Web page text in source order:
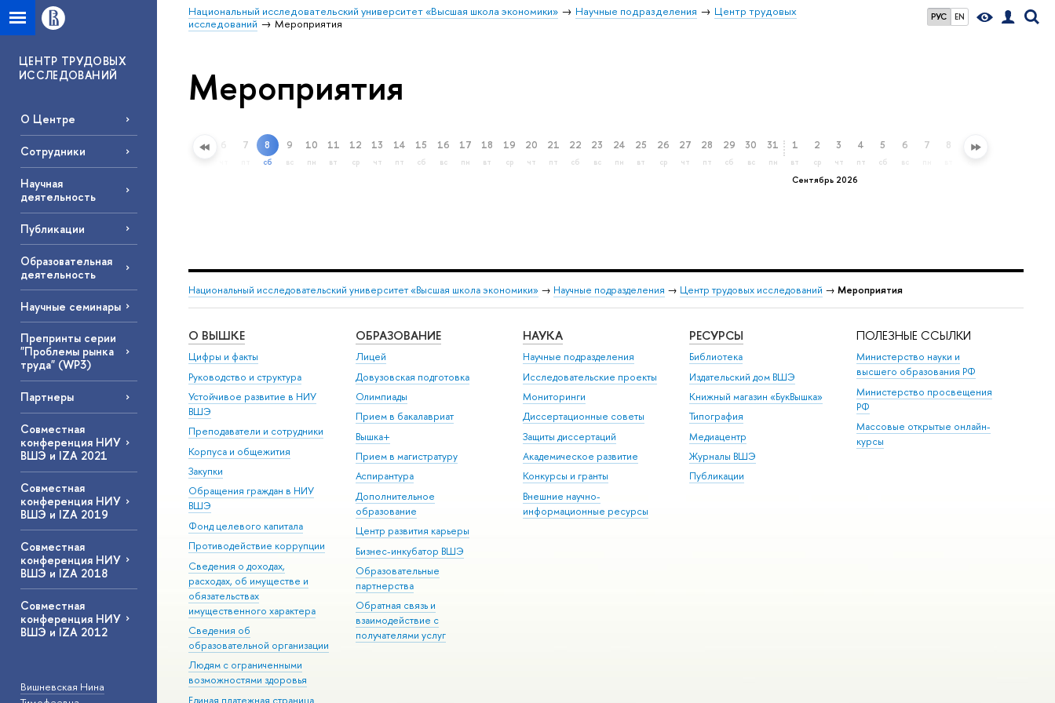
РУС EN
Национальный исследовательский университет «Высшая школа экономики» Научные подразделения
Центр трудовых
исследований
Мероприятия
ЦЕНТР ТРУДОВЫХ
ИССЛЕДОВАНИЙ
О Центре
Сотрудники
Научная
деятельность
Публикации
Образовательная
деятельность
Научные семинары
Препринты серии
"Проблемы рынка
труда" (WP3)
Партнеры
Совместная
конференция НИУ
ВШЭ и IZA 2021
Совместная
конференция НИУ
ВШЭ и IZA 2019
Совместная
конференция НИУ
ВШЭ и IZA 2018
Совместная
конференция НИУ
ВШЭ и IZA 2012
Вишневская Нина
Мероприятия
Расширенный поиск 6 7 8
сб
9
вс
10
пн
11
вт
12
ср
13
чт
14
пт
15
сб
16
вс
17
пн
18
вт
19
ср
20
чт
21
пт
22
сб
23
вс
24
пн
25
вт
26
ср
27
чт
28
пт
29
сб
30
вс
31
пн
Сентябрь 2026
1
вт
2
ср
3
чт
4
пт
5
сб
6
вс
7 8 9
Национальный исследовательский университет «Высшая школа экономики» → Научные подразделения → Центр трудовых исследований → Мероприятия
О ВЫШКЕ
Цифры и факты
Руководство и структура
Устойчивое развитие в НИУ
ВШЭ
Преподаватели и сотрудники
Корпуса и общежития
Закупки
Обращения граждан в НИУ
ВШЭ
Фонд целевого капитала
Противодействие коррупции
Сведения о доходах,
расходах, об имуществе и
обязательствах
имущественного характера
Сведения об
образовательной организации
Людям с ограниченными
возможностями здоровья
Единая платежная страница
ОБРАЗОВАНИЕ
Лицей
Довузовская подготовка
Олимпиады
Прием в бакалавриат
Вышка+
Прием в магистратуру
Аспирантура
Дополнительное
образование
Центр развития карьеры
Бизнес-инкубатор ВШЭ
Образовательные
партнерства
Обратная связь и
взаимодействие с
получателями услуг
НАУКА
Научные подразделения
Исследовательские проекты
Мониторинги
Диссертационные советы
Защиты диссертаций
Академическое развитие
Конкурсы и гранты
Внешние научно-
информационные ресурсы
РЕСУРСЫ
Библиотека
Издательский дом ВШЭ
Книжный магазин «БукВышка»
Типография
Медиацентр
Журналы ВШЭ
Публикации
ПОЛЕЗНЫЕ ССЫЛКИ
Министерство науки и
высшего образования РФ
Министерство просвещения
РФ
Массовые открытые онлайн-
курсы